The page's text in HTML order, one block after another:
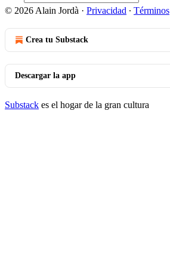
© 2026 Alain Jordà · Privacidad ∙ Términos
Crea tu Substack
Descargar la app
Substack es el hogar de la gran cultura